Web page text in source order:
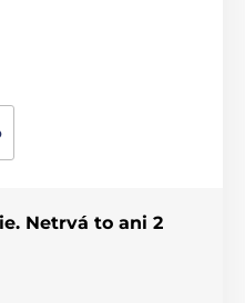
Netrvá to ani 2